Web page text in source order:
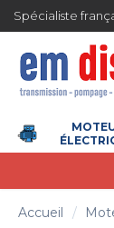
en France
Accueil
Gestion des